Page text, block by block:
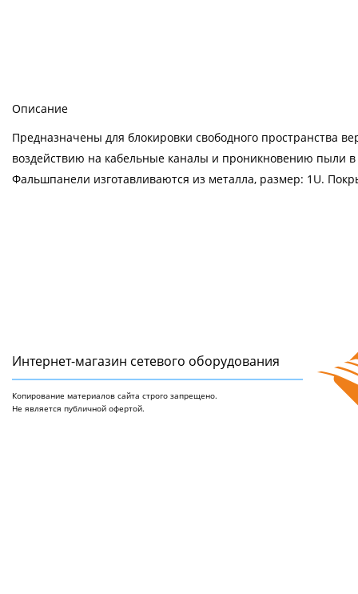
Описание
Предназначены для блокировки свободного пространства
воздействию на кабельные каналы и проникновению пыли
Фальшпанели изготавливаются из металла, размер: 1U.
Интернет-магазин сетeвого оборудования
Копирование материалов сайта строго запрещено.
Не является публичной офертой.